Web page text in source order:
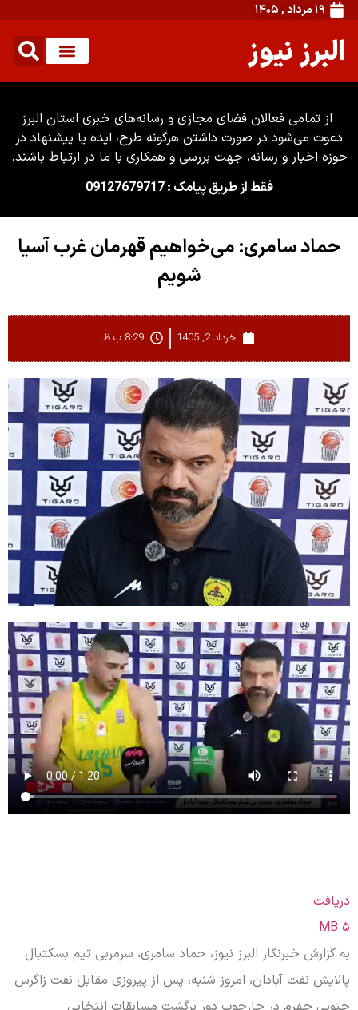
۱۹ مرداد , ۱۴۰۵
البرز نیوز
از تمامی فعالان فضای مجازی و رسانه‌های خبری استان البرز
دعوت می‌شود در صورت داشتن هرگونه طرح، ایده یا پیشنهاد در
حوزه اخبار و رسانه، جهت بررسی و همکاری با ما در ارتباط باشند.
فقط از طریق پیامک : 09127679717
حماد سامری: می‌خواهیم قهرمان غرب آسیا
شویم
خرداد 2, 1405 8:29 ب.ظ
دریافت
۵ MB
به گزارش خبرنگار البرز نیوز، حماد سامری، سرمربی تیم بسکتبال
پالایش نفت آبادان، امروز شنبه، پس از پیروزی مقابل نفت زاگرس